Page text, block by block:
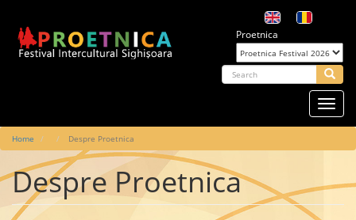
main
content
Proetnica
Main
navigation
Home Despre Proetnica
Despre Proetnica